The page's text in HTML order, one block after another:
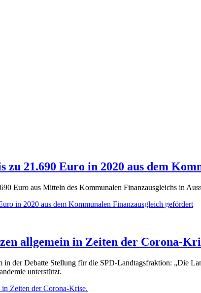
21.690 Euro in 2020 aus dem
Euro aus Mitteln des Kommunalen Finanzausgleichs in
in 2020 aus dem Kommunalen Finanzausgleich gefördert
allgemein in Zeiten der Corona-
der Debatte Stellung für die SPD-Landtagsfraktion: „Die
unterstützt.
Zeiten der Corona-Krise.